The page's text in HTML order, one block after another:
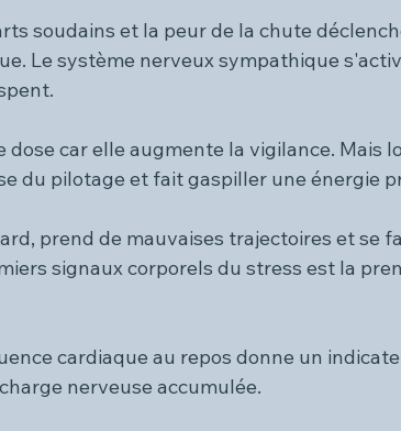
soudains et la peur de la chute
Le système nerveux sympathique
dose car elle augmente la vigilance. Mais
du pilotage et fait gaspiller une énergie
prend de mauvaises trajectoires et se
signaux corporels du stress est la
cardiaque au repos donne un
nerveuse accumulée.